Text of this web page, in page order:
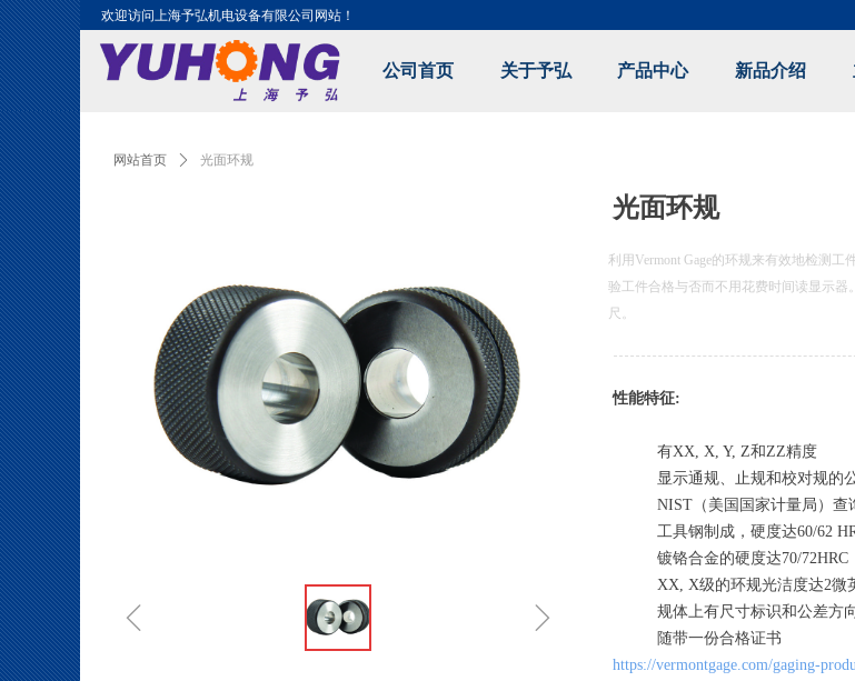
公司首页 关于予弘 产品中心 新品介绍
欢迎访问上海予弘机电设备有限公司网站！
网站首页 ꄲ 光面环规
ꁆ ꁇ
光面环规
利用Vermont Gage的环规来有效地检测
验工件合格与否而不用花费时间读显示器
尺。
性能特征:
有XX, X, Y, Z和ZZ精度
显示通规、止规和校对规的
NIST（美国国家计量局）查
工具钢制成，硬度达60/62
镀铬合金的硬度达70/72HRC
XX, X级的环规光洁度达2微
规体上有尺寸标识和公差方
随带一份合格证书
https://vermontgage.com/gaging-